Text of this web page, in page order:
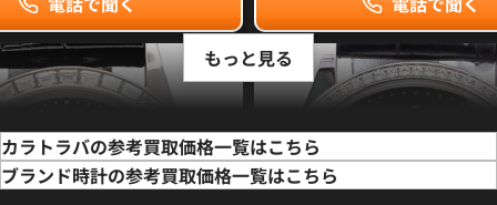
もっと見る
カラトラバの参考買取価格一覧はこちら
ブランド時計の参考買取価格一覧はこちら